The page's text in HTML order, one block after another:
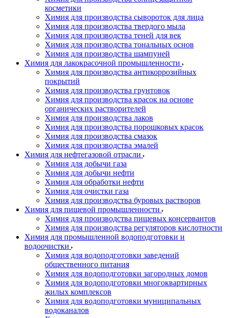
косметики
Химия для производства сывороток для лица
Химия для производства твердого мыла
Химия для производства теней для век
Химия для производства тональных основ
Химия для производства шампуней
Химия для лакокрасочной промышленности
Химия для производства антикоррозийных
покрытий
Химия для производства грунтовок
Химия для производства красок на основе
органических растворителей
Химия для производства лаков
Химия для производства порошковых красок
Химия для производства смазок
Химия для производства эмалей
Химия для нефтегазовой отрасли
Химия для добычи газа
Химия для добычи нефти
Химия для обработки нефти
Химия для очистки газа
Химия для производства буровых растворов
Химия для пищевой промышленности
Химия для производства пищевых консервантов
Химия для производства регуляторов кислотности
Химия для промышленной водоподготовки и
водоочистки
Химия для водоподготовки заведений
общественного питания
Химия для водоподготовки загородных домов
Химия для водоподготовки многоквартирных
жилых комплексов
Химия для водоподготовки муниципальных
водоканалов